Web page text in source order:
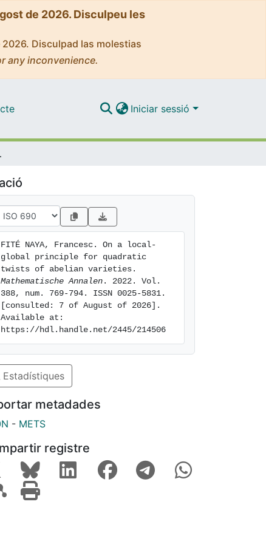
de 2026. Disculpeu les
Disculpad las molestias
any inconvenience.
Iniciar sessió
varieties
FITÉ NAYA, Francesc. On a local-
global principle for quadratic
Mathematische Annalen . 2022. Vol.
388, num. 769-794. ISSN 0025-5831.
[consulted: 7 of August of 2026].
Available at:
https://hdl.handle.net/2445/214506
Estadístiques
metadades
- METS
registre